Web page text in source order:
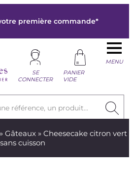
première commande*
référence, un produit...
SE
CONNECTER
PANIER
VIDE
MENU
» Gâteaux » Cheesecake citron vert
sans cuisson